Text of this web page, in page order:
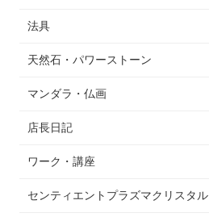
法具
天然石・パワーストーン
マンダラ・仏画
店長日記
ワーク・講座
センティエントプラズマクリスタル